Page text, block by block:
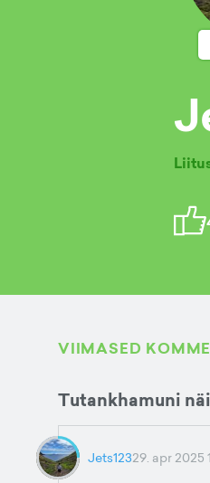
VIIMASED
Tutankhamuni
Jets12329. apr 2025